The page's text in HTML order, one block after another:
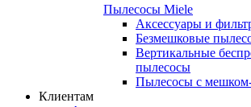
Пылесосы Miele
Аксессуары и
Безмешковые
Вертикальные
пылесосы
Пылесосы с
Клиентам